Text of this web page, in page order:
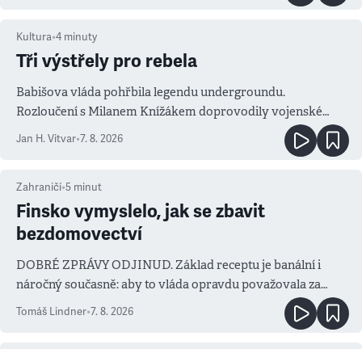
Kultura•4 minuty
Tři výstřely pro rebela
Babišova vláda pohřbila legendu undergroundu.
Rozloučení s Milanem Knížákem doprovodily vojenské
salvy i kritika pokrokářů
Jan H. Vitvar•7. 8. 2026
Zahraničí•5 minut
Finsko vymyslelo, jak se zbavit
bezdomovectví
DOBRÉ ZPRÁVY ODJINUD. Základ receptu je banální i
náročný současně: aby to vláda opravdu považovala za
prioritu
Tomáš Lindner•7. 8. 2026